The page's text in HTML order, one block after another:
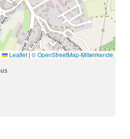
Leaflet | © OpenStreetMap-Mitwirkende